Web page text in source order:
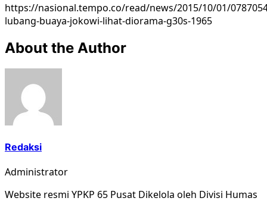
https://nasional.tempo.co/read/news/2015/10/01/
lubang-buaya-jokowi-lihat-diorama-g30s-1965
About the Author
Redaksi
Administrator
Website resmi YPKP 65 Pusat Dikelola oleh Divisi Humas